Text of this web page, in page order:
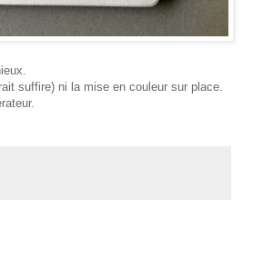
suffire) ni la mise en couleur sur place.